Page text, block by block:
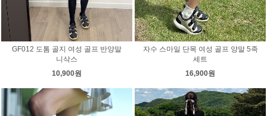
GF012 도톰 골지 여성 골프 반양말
니삭스
10,900원
자수 스마일 단목 여성 골프 양말 5족
세트
16,900원